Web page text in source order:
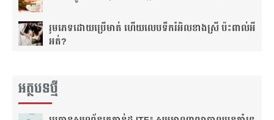
រួមភេទ​ដោយ​ប្រើ​មាត់ ហើយ​លេប​ទឹក​រំអិល​ខាង​ស្រី ប៉ះពាល់​អី​
អត់?
អត្ថបទថ្មី